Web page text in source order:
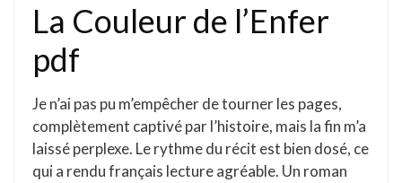
La Couleur de l’Enfer
pdf
Je n’ai pas pu m’empêcher de tourner les pages,
complètement captivé par l’histoire, mais la fin m’a
laissé perplexe. Le rythme du récit est bien dosé, ce
qui a rendu français lecture agréable. Un roman